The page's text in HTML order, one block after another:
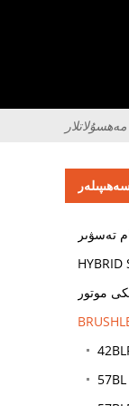
مەھسۇلاتلار
تەسۋىر
جەدۋىلى
HYBRID
موتور
57BL